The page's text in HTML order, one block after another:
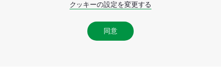
クッキーの設定を変更する
同意